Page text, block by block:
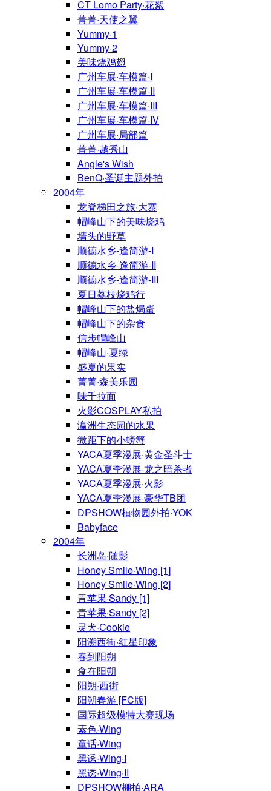
CT Lomo Party·花絮
菁菁·天使之翼
Yummy·1
Yummy·2
美味烧鸡翅
广州车展·车模篇·I
广州车展·车模篇·II
广州车展·车模篇·III
广州车展·车模篇·IV
广州车展·局部篇
菁菁·越秀山
Angle's Wish
BenQ·圣诞主题外拍
2004年
龙脊梯田之旅·大寨
帽峰山下的美味烧鸡
墙头的野草
顺德水乡-逢简游-I
顺德水乡-逢简游-II
顺德水乡-逢简游-III
夏日荔枝烧鸡行
帽峰山下的盐焗蛋
帽峰山下的杂食
信步帽峰山
帽峰山·夏绿
盛夏的果实
菁菁·森美乐园
味千拉面
火影COSPLAY私拍
瀛洲生态园的水果
微距下的小螃蟹
YACA夏季漫展·黄金圣斗士
YACA夏季漫展·龙之暗杀者
YACA夏季漫展·火影
YACA夏季漫展·豪华TB团
DPSHOW植物园外拍·YOK
Babyface
2004年
长洲岛·随影
Honey Smile·Wing [1]
Honey Smile·Wing [2]
青苹果·Sandy [1]
青苹果·Sandy [2]
灵犬·Cookie
阳溯西街·红星印象
春到阳朔
食在阳朔
阳朔·西街
阳朔春游 [FC版]
国际超级模特大赛现场
素色·Wing
童话·Wing
黑诱·Wing·I
黑诱·Wing·II
DPSHOW棚拍·ARA